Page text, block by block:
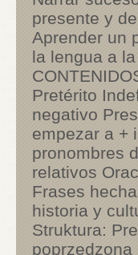
presente y
Aprender un
la lengua a
Pretérito
negativo
empezar a +
pronombres
relativos
Frases
historia y
Struktura: